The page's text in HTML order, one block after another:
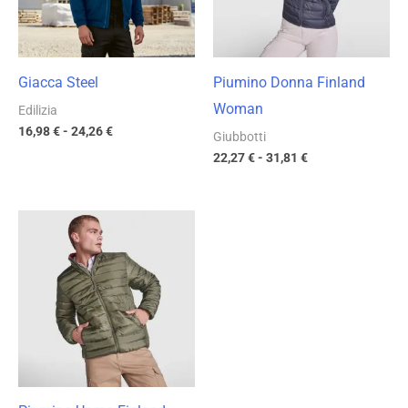
Giacca Steel
Edilizia
16,98€- 24,26€
Piumino Donna Finland
Woman
Giubbotti
22,27€- 31,81 €
prezzo:
da
22,27 €
a
31,81 €